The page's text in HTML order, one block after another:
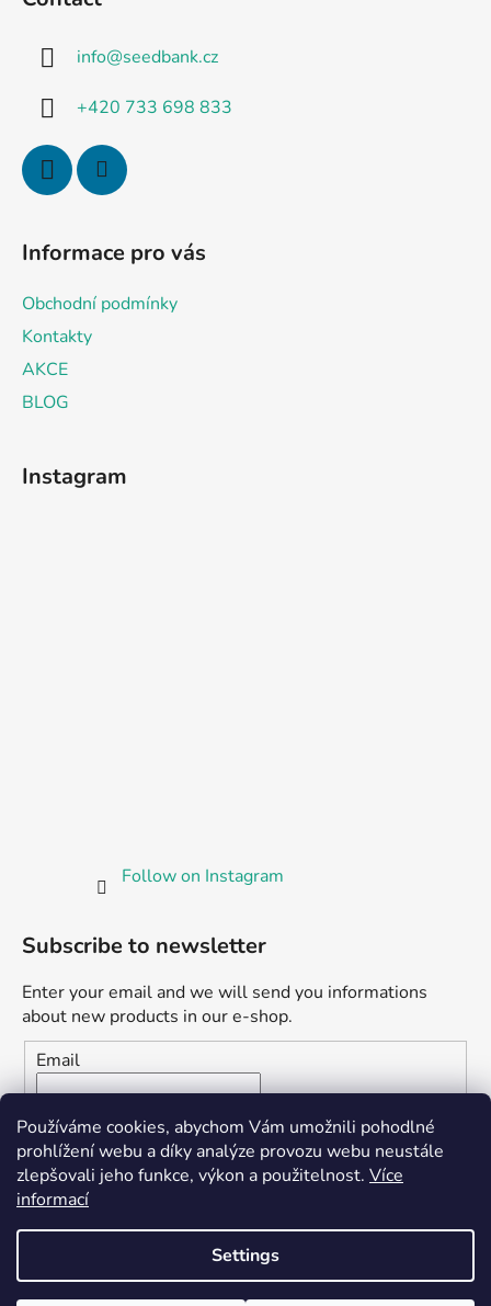
Používáme cookies, abychom Vám umožnili pohodlné
prohlížení webu a díky analýze provozu webu neustále
zlepšovali jeho funkce, výkon a použitelnost. Více
informací
Settings
info@seedbank.cz
+420 733 698 833
Informace pro vás
Obchodní podmínky
Kontakty
AKCE
BLOG
Instagram
Follow on Instagram
Subscribe to newsletter
Enter your email and we will send you informations
about new products in our e-shop.
Email
Vložením e-mailu souhlasíte s
podmínkami ochrany
osobních údajů
SUBSCRIBE